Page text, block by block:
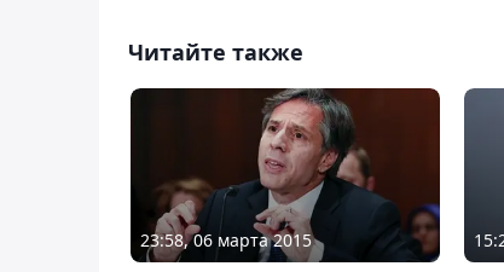
Читайте также
23:58, 06 марта 2015